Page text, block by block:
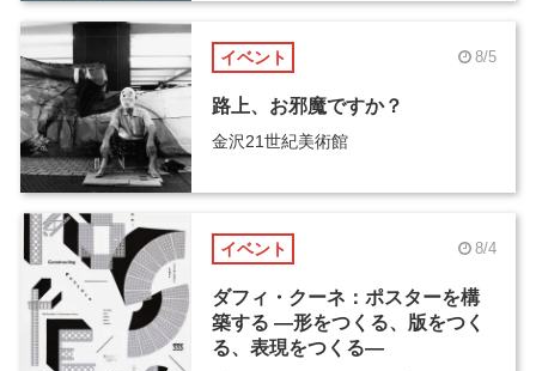
イベント 8/5
路上、お邪魔ですか？
金沢21世紀美術館
イベント 8/4
ダフィ・クーネ：ポスターを構
築する ―形をつくる、版をつく
る、表現をつくる―